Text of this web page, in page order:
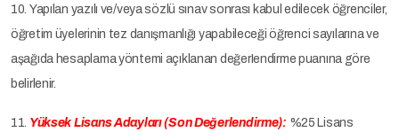
10. Yapılan yazılı ve/veya sözlü sınav sonrası kabul edilecek öğrenciler,
öğretim üyelerinin tez danışmanlığı yapabileceği öğrenci sayılarına ve
aşağıda hesaplama yöntemi açıklanan değerIendirme puanına göre
belirlenir.
11. Yüksek Lisans Adayları (Son Değerlendirme): %25 Lisans